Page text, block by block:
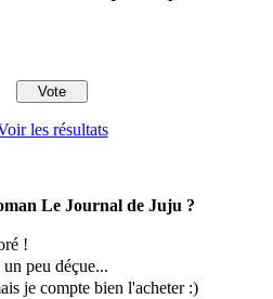
les résultats
Le Journal de Juju ?
!
peu déçue...
je compte bien l'acheter :)